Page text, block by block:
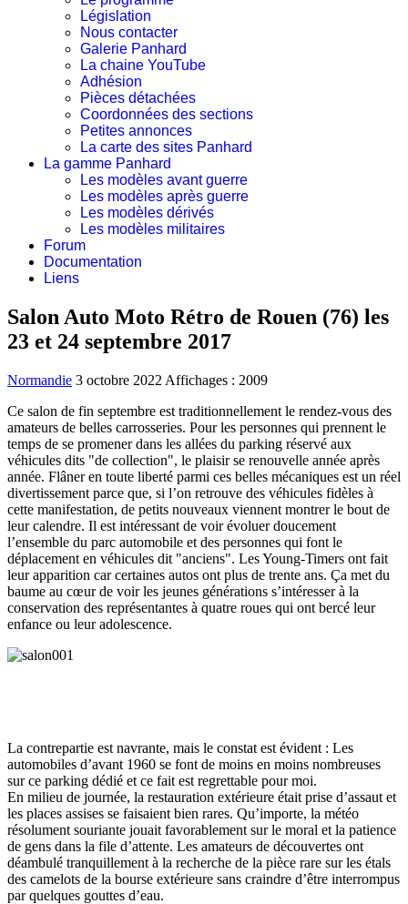
Législation
Nous contacter
Galerie Panhard
La chaine YouTube
Adhésion
Pièces détachées
Coordonnées des sections
Petites annonces
La carte des sites Panhard
La gamme Panhard
Les modèles avant guerre
Les modèles après guerre
Les modèles dérivés
Les modèles militaires
Forum
Documentation
Liens
Salon Auto Moto Rétro de Rouen (76) les
23 et 24 septembre 2017
Normandie 3 octobre 2022 Affichages : 2009
Ce salon de fin septembre est traditionnellement le rendez-vous des
amateurs de belles carrosseries. Pour les personnes qui prennent le
temps de se promener dans les allées du parking réservé aux
véhicules dits "de collection", le plaisir se renouvelle année après
année. Flâner en toute liberté parmi ces belles mécaniques est un réel
divertissement parce que, si l’on retrouve des véhicules fidèles à
cette manifestation, de petits nouveaux viennent montrer le bout de
leur calendre. Il est intéressant de voir évoluer doucement
l’ensemble du parc automobile et des personnes qui font le
déplacement en véhicules dit "anciens". Les Young-Timers ont fait
leur apparition car certaines autos ont plus de trente ans. Ça met du
baume au cœur de voir les jeunes générations s’intéresser à la
conservation des représentantes à quatre roues qui ont bercé leur
enfance ou leur adolescence.
La contrepartie est navrante, mais le constat est évident : Les
automobiles d’avant 1960 se font de moins en moins nombreuses
sur ce parking dédié et ce fait est regrettable pour moi.
En milieu de journée, la restauration extérieure était prise d’assaut et
les places assises se faisaient bien rares. Qu’importe, la météo
résolument souriante jouait favorablement sur le moral et la patience
de gens dans la file d’attente. Les amateurs de découvertes ont
déambulé tranquillement à la recherche de la pièce rare sur les étals
des camelots de la bourse extérieure sans craindre d’être interrompus
par quelques gouttes d’eau.